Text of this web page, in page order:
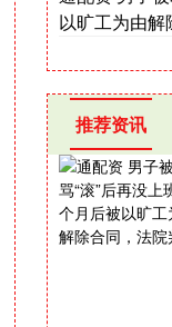
以旷工为由解
推荐资讯